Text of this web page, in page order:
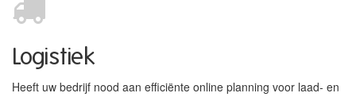
Logistiek
Heeft uw bedrijf nood aan efficiënte online planning voor laad- en